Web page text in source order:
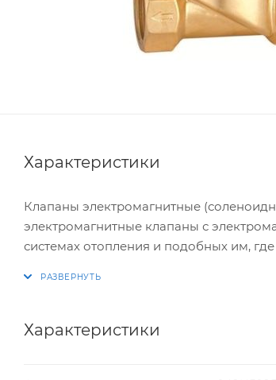
Характеристики
Клапаны электромагнитные
электромагнитные клапаны с
системах отопления и подобных им,
Характеристики